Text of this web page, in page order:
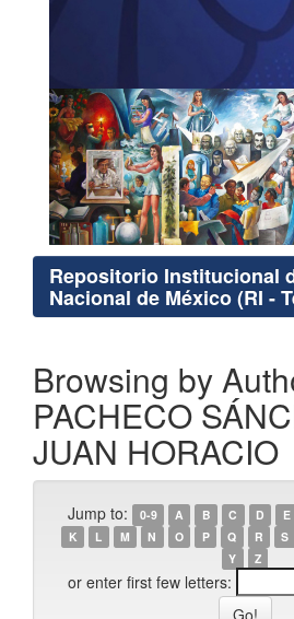
Repositorio Institucional
Nacional de México (RI -
Browsing by
PACHECO
JUAN HORACIO
Jump to: 0-9 A B C D E
K
L M N O P Q R S
Y
Z
or enter first few letters: